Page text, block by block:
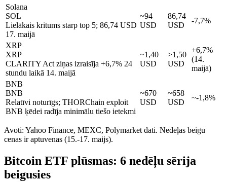
Solana
SOL
Lielākais kritums starp top 5; 86,74 USD
17. maijā
~94
USD
86,74
USD
-7,7%
XRP
XRP
CLARITY Act ziņas izraisīja +6,7% 24
stundu laikā 14. maijā
~1,40
USD
>1,50
USD
+6,7%
(14.
maijā)
BNB
BNB
Relatīvi noturīgs; THORChain exploit
BNB ķēdei radīja minimālu tiešo ietekmi
~670
USD
~658
USD
~-1,8%
Avoti: Yahoo Finance, MEXC, Polymarket dati. Nedēļas beigu
cenas ir aptuvenas (15.-17. maijs).
Bitcoin ETF plūsmas: 6 nedēļu sērija
beigusies